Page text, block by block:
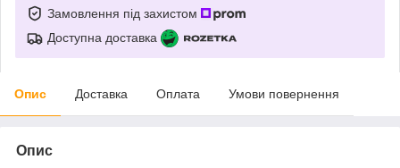
Замовлення під захистом
Доступна доставка
Опис Доставка Оплата Умови повернення
Опис